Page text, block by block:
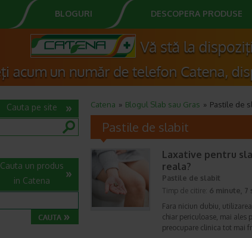
BLOGURI DESCOPERA PRODUSE
Catena Blogul Slab sau Gras Pastile de
Pastile de slabit
Laxative pentru
reala?
Pastile de slabit
Timp de citire: 6 minute, 7
Fara niciun dubiu,
chiar periculoase, mai ales
preocupare clinica tot mai
Cauta pe site
Cauta un produs
in Catena